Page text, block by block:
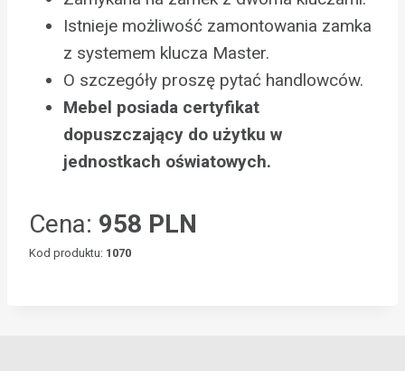
Istnieje możliwość zamontowania zamka
z systemem klucza Master.
O szczegóły proszę pytać handlowców.
Mebel posiada certyfikat
dopuszczający do użytku w
jednostkach oświatowych.
Cena: 958 PLN
Kod produktu: 1070